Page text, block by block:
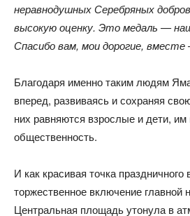
неравнодушных Серебряных
высокую оценку. Это медаль —
Спасибо вам, мои дорогие,
Благодаря именно таким людям
вперед, развиваясь и сохраняя
них равняются взрослые и дети, им
общественность.
И как красивая точка
торжественное включение главной
Центральная площадь утонула в